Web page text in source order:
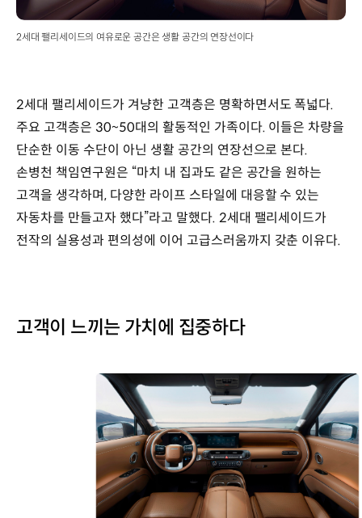
2세대 팰리세이드의 여유로운 공간은 생활 공간의 연장선이다
2세대 팰리세이드가 겨냥한 고객층은 명확하면서도 폭넓다.
주요 고객층은 30~50대의 활동적인 가족이다. 이들은 차량을
단순한 이동 수단이 아닌 생활 공간의 연장선으로 본다.
손병천 책임연구원은 “마치 내 집과도 같은 공간을 원하는
고객을 생각하며, 다양한 라이프 스타일에 대응할 수 있는
자동차를 만들고자 했다”라고 말했다. 2세대 팰리세이드가
전작의 실용성과 편의성에 이어 고급스러움까지 갖춘 이유다.
고객이 느끼는 가치에 집중하다